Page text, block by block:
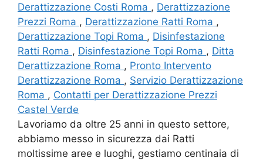
Derattizzazione Costi Roma , Derattizzazione
Prezzi Roma , Derattizzazione Ratti Roma ,
Derattizzazione Topi Roma , Disinfestazione
Ratti Roma , Disinfestazione Topi Roma , Ditta
Derattizzazione Roma , Pronto Intervento
Derattizzazione Roma , Servizio Derattizzazione
Roma , Contatti per Derattizzazione Prezzi
Castel Verde
Lavoriamo da oltre 25 anni in questo settore,
abbiamo messo in sicurezza dai Ratti
moltissime aree e luoghi, gestiamo centinaia di